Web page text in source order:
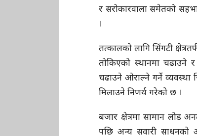
र सरोकारवाला समेतको
।
तत्कालको लागि सिंगटी
तोकिएको स्थानमा चढाउने
चढाउने ओराल्ने गर्ने व्यवस्था
मिलाउने निणर्य गरेको छ ।
बजार क्षेत्रमा सामान लोड
पछि अन्य सवारी साधनको